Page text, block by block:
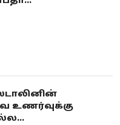
உணர்வுக்கு